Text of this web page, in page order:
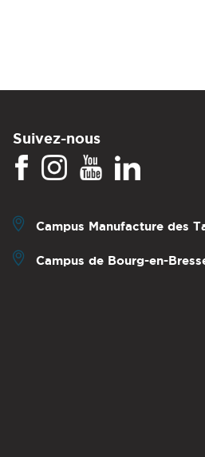
Suivez-nous
Campus Manufacture des
Campus de Bourg-en-